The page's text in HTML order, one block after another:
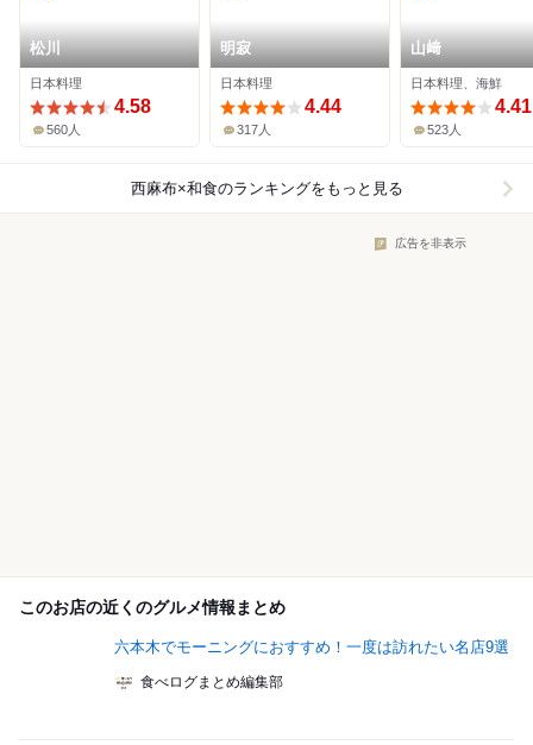
松川
日本料理
4.58
560人
明寂
日本料理
4.44
317人
山﨑
日本料理、海鮮
4.41
523人
西麻布×和食のランキングをもっと見る
広告を非表示
このお店の近くのグルメ情報まとめ
六本木でモーニングにおすすめ！一度は訪れたい名店9選
食べログまとめ編集部